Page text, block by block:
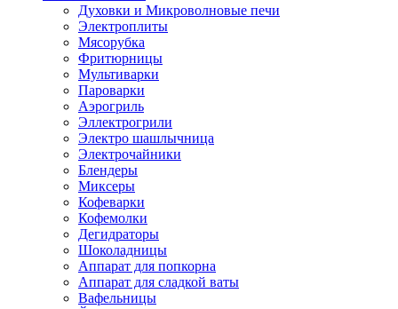
Духовки и Микроволновые печи
Электроплиты
Мясорубка
Фритюрницы
Мультиварки
Пароварки
Аэрогриль
Эллектрогрили
Электро шашлычница
Электрочайники
Блендеры
Миксеры
Кофеварки
Кофемолки
Дегидраторы
Шоколадницы
Аппарат для попкорна
Аппарат для сладкой ваты
Вафельницы